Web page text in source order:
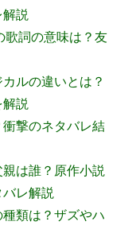
説
歌詞の意味は？友
ルの違いとは？
説
衝撃のネタバレ結
親は誰？原作小説
レ解説
類は？ザズやハ